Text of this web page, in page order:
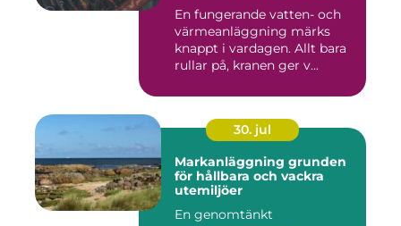
En fungerande vatten- och
värmeanläggning märks
knappt i vardagen. Allt bara
rullar på, kranen ger v...
30. jul
Markanläggning grunden
för hållbara och vackra
utemiljöer
En genomtänkt